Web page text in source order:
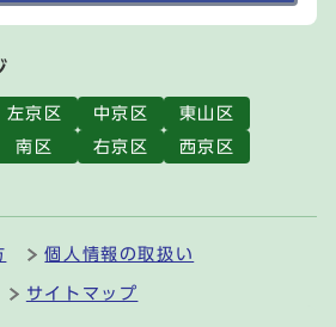
左京区 中京区
東山区
南区 右京区
西京区
個人情報の取扱い
サイトマップ